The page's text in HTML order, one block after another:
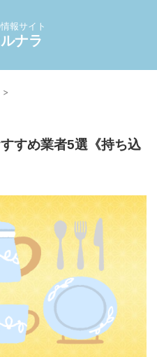
報サイト
ナラ
>
すめ業者5選《持ち込